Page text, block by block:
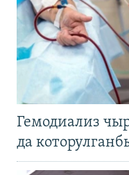
Гемодиализ
да